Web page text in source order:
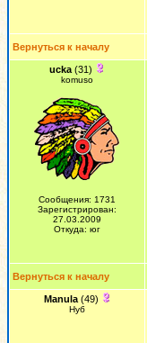
Вернуться к началу
ucka (31)
komuso
Сообщения: 1731
Зарегистрирован:
27.03.2009
Откуда: юг
Вернуться к началу
Manula(49)
Нуб